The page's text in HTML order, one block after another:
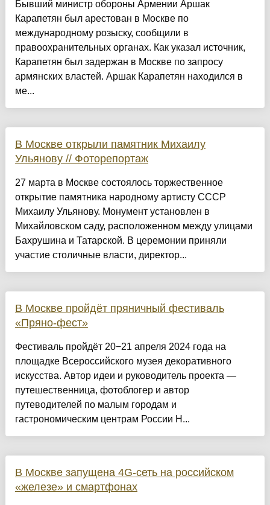
Бывший министр обороны Армении Аршак
Карапетян был арестован в Москве по
международному розыску, сообщили в
правоохранительных органах. Как указал источник,
Карапетян был задержан в Москве по запросу
армянских властей. Аршак Карапетян находился в
ме...
В Москве открыли памятник Михаилу
Ульянову // Фоторепортаж
27 марта в Москве состоялось торжественное
открытие памятника народному артисту СССР
Михаилу Ульянову. Монумент установлен в
Михайловском саду, расположенном между улицами
Бахрушина и Татарской. В церемонии приняли
участие столичные власти, директор...
В Москве пройдёт пряничный фестиваль
«Пряно-фест»
Фестиваль пройдёт 20−21 апреля 2024 года на
площадке Всероссийского музея декоративного
искусства. Автор идеи и руководитель проекта —
путешественница, фотоблогер и автор
путеводителей по малым городам и
гастрономическим центрам России Н...
В Москве запущена 4G-сеть на российском
«железе» и смартфонах